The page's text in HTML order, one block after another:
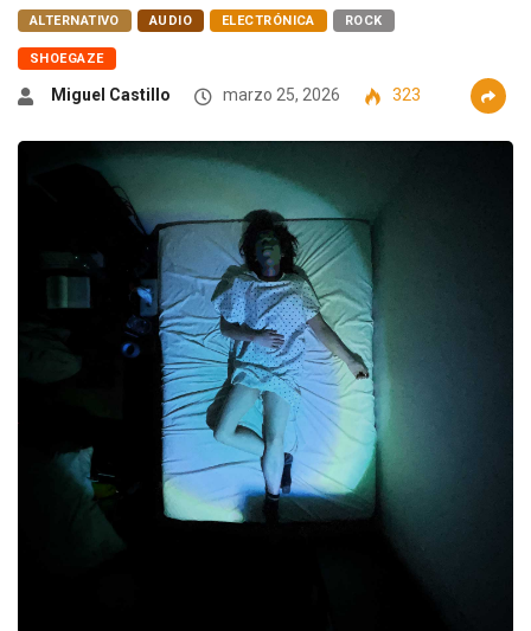
ALTERNATIVO AUDIO ELECTRÓNICA ROCK
SHOEGAZE
Miguel Castillo marzo 25, 2026 323